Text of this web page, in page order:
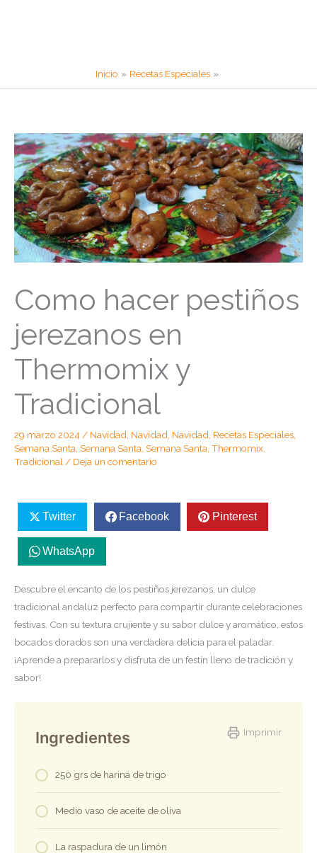
Inicio Recetas Especiales
Como hacer pestiños
jerezanos en
Thermomix y
Tradicional
29 marzo 2024 / Navidad Navidad Navidad Recetas Especiales
Semana Santa Semana Santa Semana Santa Thermomix
Tradicional / Deja un comentario
Twitter Facebook Pinterest
WhatsApp
Descubre el encanto de los pestiños jerezanos, un dulce
tradicional andaluz perfecto para compartir durante celebraciones
festivas. Con su textura crujiente y su sabor dulce y aromático, estos
bocados dorados son una verdadera delicia para el paladar.
¡Aprende a prepararlos y disfruta de un festín lleno de tradición y
sabor!
Imprimir
Ingredientes
250 grs de harina de trigo
Medio vaso de aceite de oliva
La raspadura de un limón